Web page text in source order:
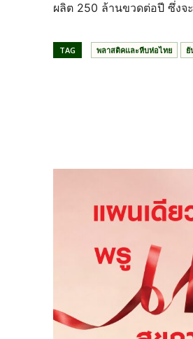
ผลิต 250 ล้านขวดต่อปี ซึ่งจ
TAG พลาสติคและหีบห่อไทย ยั